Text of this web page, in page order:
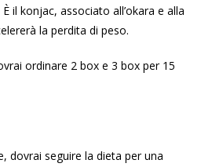
È il konjac, associato all’okara e alla
la perdita di peso.
ordinare 2 box e 3 box per 15
dovrai seguire la dieta per una